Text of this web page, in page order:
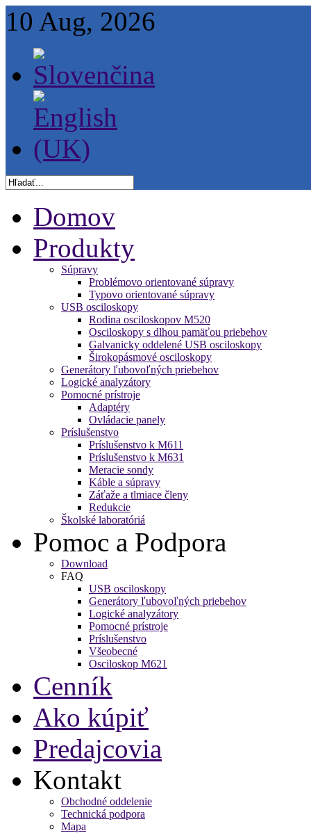
10 Aug, 2026
Domov
Produkty
Súpravy
Problémovo orientované súpravy
Typovo orientované súpravy
USB osciloskopy
Rodina osciloskopov M520
Osciloskopy s dlhou pamäťou priebehov
Galvanicky oddelené USB osciloskopy
Širokopásmové osciloskopy
Generátory ľubovoľných priebehov
Logické analyzátory
Pomocné prístroje
Adaptéry
Ovládacie panely
Príslušenstvo
Príslušenstvo k M611
Príslušenstvo k M631
Meracie sondy
Káble a súpravy
Záťaže a tlmiace členy
Redukcie
Školské laboratóriá
Pomoc a Podpora
Download
FAQ
USB osciloskopy
Generátory ľubovoľných priebehov
Logické analyzátory
Pomocné prístroje
Príslušenstvo
Všeobecné
Osciloskop M621
Cenník
Ako kúpiť
Predajcovia
Kontakt
Obchodné oddelenie
Technická podpora
Mapa